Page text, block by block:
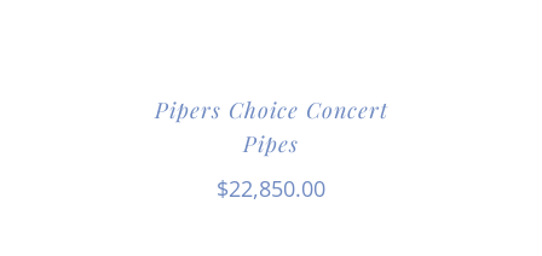
Pipers Choice Concert
Pipes
$22,850.00